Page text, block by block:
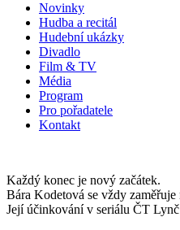
Novinky
Hudba a recitál
Hudební ukázky
Divadlo
Film & TV
Média
Program
Pro pořadatele
Kontakt
Každý konec je nový začátek.
Bára Kodetová se vždy
Její účinkování v seriálu ČT